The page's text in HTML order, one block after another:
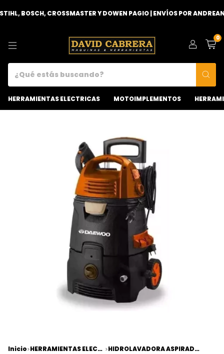
CROSSMASTER Y DOWEN PAGIO | ENVÍOS POR ANDREANI O
0
HERRAMIENTAS ELECTRICAS MOTOIMPLEMENTOS
Inicio> HERRAMIENTAS ELECTRICAS > HIDROLAVADORA ASPIRADORA DAEWOO 2 EN 1 1600W 100 BAR